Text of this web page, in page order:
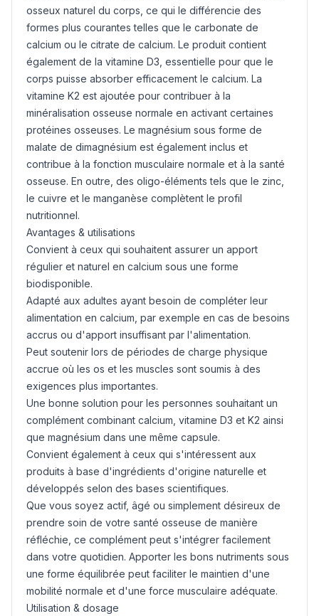
osseux naturel du corps, ce qui le différencie des
formes plus courantes telles que le carbonate de
calcium ou le citrate de calcium. Le produit contient
également de la vitamine D3, essentielle pour que le
corps puisse absorber efficacement le calcium. La
vitamine K2 est ajoutée pour contribuer à la
minéralisation osseuse normale en activant certaines
protéines osseuses. Le magnésium sous forme de
malate de dimagnésium est également inclus et
contribue à la fonction musculaire normale et à la santé
osseuse. En outre, des oligo-éléments tels que le zinc,
le cuivre et le manganèse complètent le profil
nutritionnel.
Avantages & utilisations
Convient à ceux qui souhaitent assurer un apport
régulier et naturel en calcium sous une forme
biodisponible.
Adapté aux adultes ayant besoin de compléter leur
alimentation en calcium, par exemple en cas de besoins
accrus ou d'apport insuffisant par l'alimentation.
Peut soutenir lors de périodes de charge physique
accrue où les os et les muscles sont soumis à des
exigences plus importantes.
Une bonne solution pour les personnes souhaitant un
complément combinant calcium, vitamine D3 et K2 ainsi
que magnésium dans une même capsule.
Convient également à ceux qui s'intéressent aux
produits à base d'ingrédients d'origine naturelle et
développés selon des bases scientifiques.
Que vous soyez actif, âgé ou simplement désireux de
prendre soin de votre santé osseuse de manière
réfléchie, ce complément peut s'intégrer facilement
dans votre quotidien. Apporter les bons nutriments sous
une forme équilibrée peut faciliter le maintien d'une
mobilité normale et d'une force musculaire adéquate.
Utilisation & dosage